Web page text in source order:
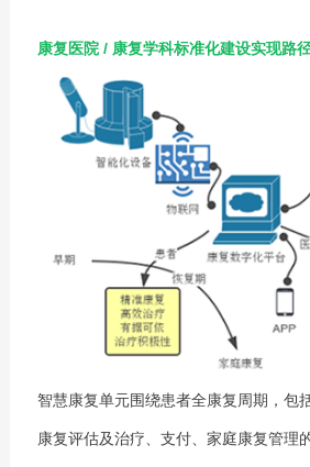
康复医院 / 康复学科标准化建设实现路
智慧康复单元围绕患者全康复周期，包
康复评估及治疗、支付、家庭康复管理